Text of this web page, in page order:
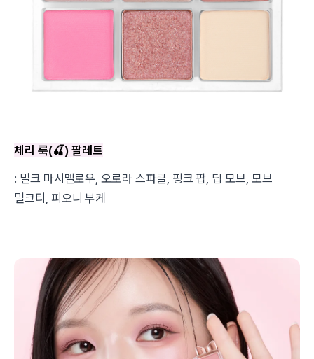
체리 룩(🍒) 팔레트
: 밀크 마시멜로우, 오로라 스파클, 핑크 팝, 딥 모브, 모브
밀크티, 피오니 부케